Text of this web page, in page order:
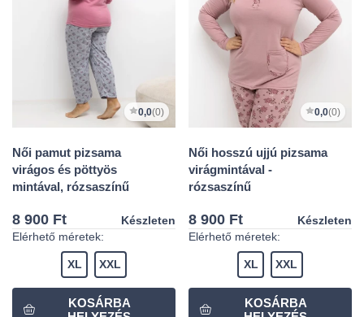
0,0(0)
Női pamut pizsama
virágos és pöttyös
mintával, rózsaszínű
8 900 Ft
Készleten
Elérhető méretek:
XL XXL
0,0(0)
Női hosszú ujjú pizsama
virágmintával -
rózsaszínű
8 900 Ft
Készleten
Elérhető méretek:
XL XXL